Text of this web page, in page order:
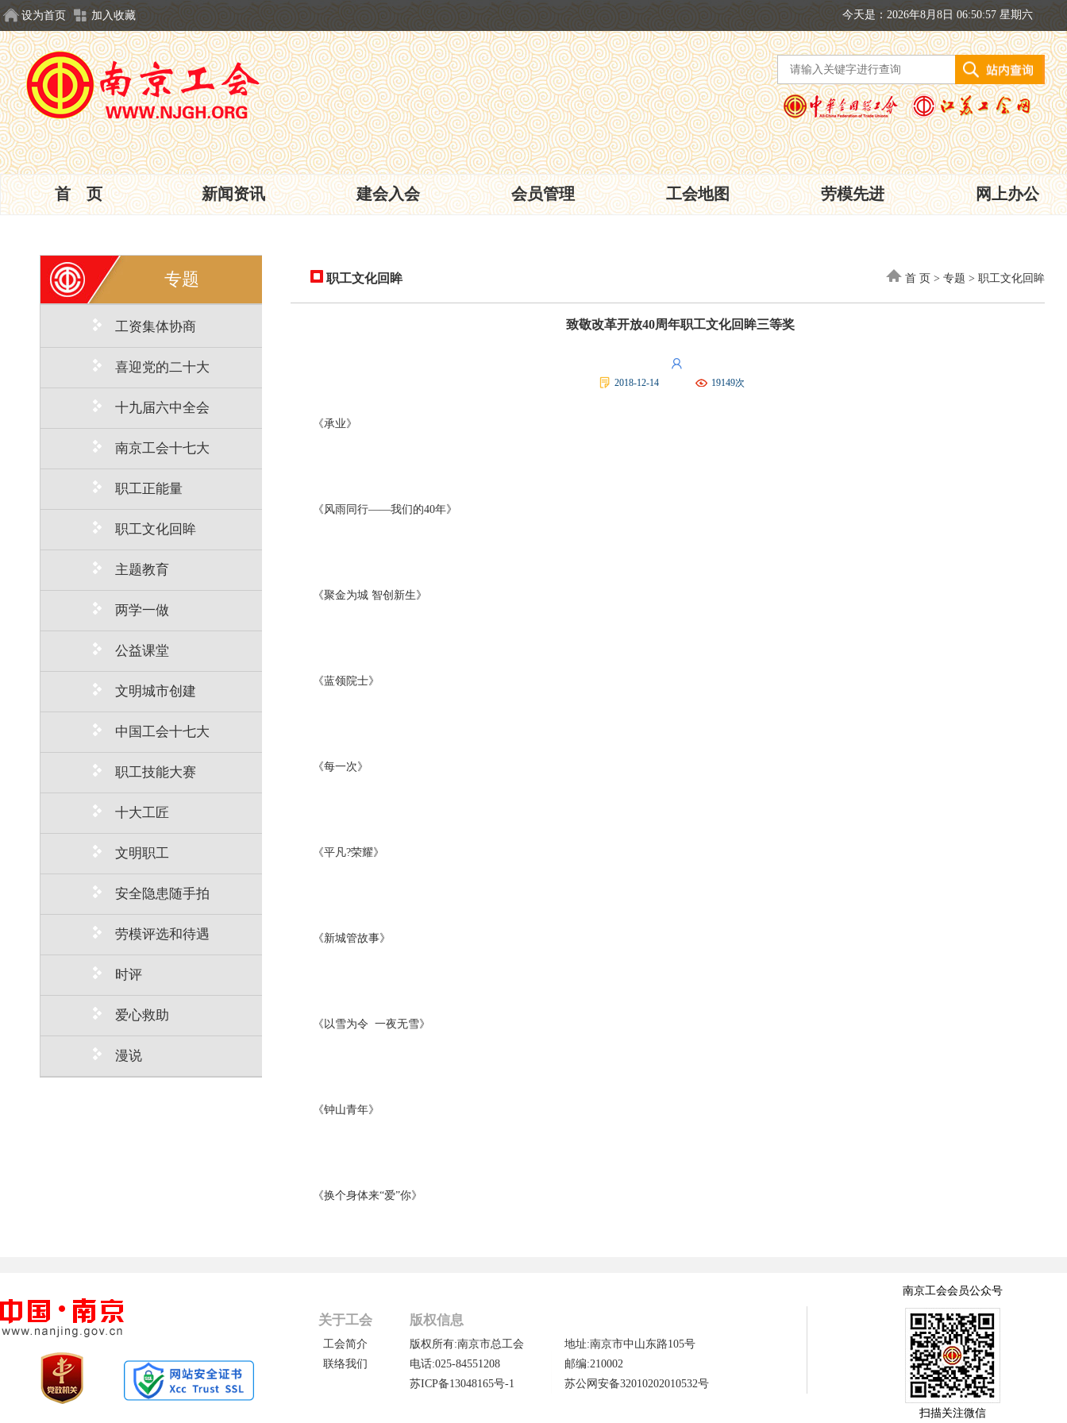
设为首页 加入收藏 今天是：2026年8月8日 06:50:57 星期六
首 页 新闻资讯 建会入会 会员管理 工会地图 劳模先进 网上办公
专题
工资集体协商
喜迎党的二十大
十九届六中全会
南京工会十七大
职工正能量
职工文化回眸
主题教育
两学一做
公益课堂
文明城市创建
中国工会十七大
职工技能大赛
十大工匠
文明职工
安全隐患随手拍
劳模评选和待遇
时评
爱心救助
漫说
职工文化回眸 首 页 > 专题 > 职工文化回眸
致敬改革开放40周年职工文化回眸三等奖
2018-12-14 19149次
《承业》
《风雨同行——我们的40年》
《聚金为城 智创新生》
《蓝领院士》
《每一次》
《平凡?荣耀》
《新城管故事》
《以雪为令 一夜无雪》
《钟山青年》
《换个身体来“爱”你》
关于工会
工会简介
联络我们
版权信息
版权所有:南京市总工会
电话:025-84551208
苏ICP备13048165号-1
地址:南京市中山东路105号
邮编:210002
苏公网安备32010202010532号
南京工会会员公众号
扫描关注微信